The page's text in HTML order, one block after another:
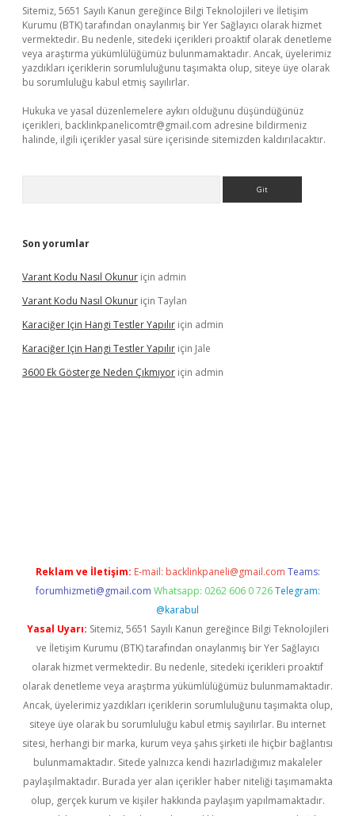
Sitemiz, 5651 Sayılı Kanun gereğince Bilgi Teknolojileri ve İletişim
Kurumu (BTK) tarafından onaylanmış bir Yer Sağlayıcı olarak hizmet
vermektedir. Bu nedenle, sitedeki içerikleri proaktif olarak denetleme
veya araştırma yükümlülüğümüz bulunmamaktadır. Ancak, üyelerimiz
yazdıkları içeriklerin sorumluluğunu taşımakta olup, siteye üye olarak
bu sorumluluğu kabul etmiş sayılırlar.
Hukuka ve yasal düzenlemelere aykırı olduğunu düşündüğünüz
içerikleri, backlinkpanelicomtr@gmail.com adresine bildirmeniz
halinde, ilgili içerikler yasal süre içerisinde sitemizden kaldırılacaktır.
Son yorumlar
Varant Kodu Nasıl Okunur için admin
Varant Kodu Nasıl Okunur için Taylan
Karaciğer Için Hangi Testler Yapılır için admin
Karaciğer Için Hangi Testler Yapılır için Jale
3600 Ek Gösterge Neden Çıkmıyor için admin
Reklam ve İletişim: E-mail: backlinkpaneli@gmail.com Teams:
forumhizmeti@gmail.com Whatsapp: 0262 606 0 726 Telegram:
@karabul
Yasal Uyarı: Sitemiz, 5651 Sayılı Kanun gereğince Bilgi Teknolojileri
ve İletişim Kurumu (BTK) tarafından onaylanmış bir Yer Sağlayıcı
olarak hizmet vermektedir. Bu nedenle, sitedeki içerikleri proaktif
olarak denetleme veya araştırma yükümlülüğümüz bulunmamaktadır.
Ancak, üyelerimiz yazdıkları içeriklerin sorumluluğunu taşımakta olup,
siteye üye olarak bu sorumluluğu kabul etmiş sayılırlar. Bu internet
sitesi, herhangi bir marka, kurum veya şahıs şirketi ile hiçbir bağlantısı
bulunmamaktadır. Sitede yalnızca kendi hazırladığımız makaleler
paylaşılmaktadır. Burada yer alan içerikler haber niteliği taşımamakta
olup, gerçek kurum ve kişiler hakkında paylaşım yapılmamaktadır.